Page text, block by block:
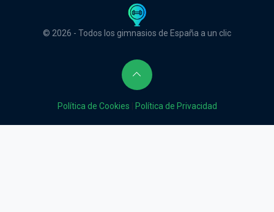
© 2026 - Todos los gimnasios de España a un clic
Política de Cookies Política de Privacidad